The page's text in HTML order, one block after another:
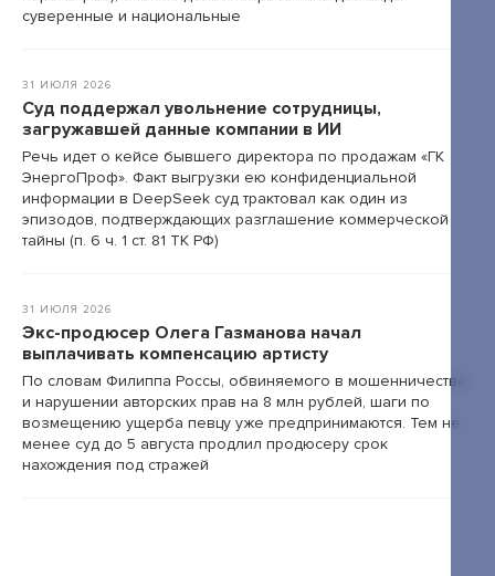
суверенные и национальные
31 ИЮЛЯ 2026
Суд поддержал увольнение сотрудницы,
загружавшей данные компании в ИИ
Речь идет о кейсе бывшего директора по продажам «ГК
ЭнергоПроф». Факт выгрузки ею конфиденциальной
информации в DeepSeek суд трактовал как один из
эпизодов, подтверждающих разглашение коммерческой
тайны (п. 6 ч. 1 ст. 81 ТК РФ)
31 ИЮЛЯ 2026
Экс-продюсер Олега Газманова начал
выплачивать компенсацию артисту
По словам Филиппа Россы, обвиняемого в мошенничестве
и нарушении авторских прав на 8 млн рублей, шаги по
возмещению ущерба певцу уже предпринимаются. Тем не
менее суд до 5 августа продлил продюсеру срок
нахождения под стражей